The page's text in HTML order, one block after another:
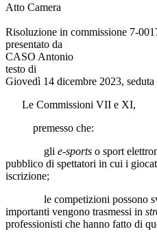
Atto Camera
Risoluzione in commissione 7-
presentato da
CASO Antonio
testo di
Giovedì 14 dicembre 2023, seduta
Le Commissioni VII e XI,
premesso che:
gli e-sports o sport
pubblico di spettatori in cui i
iscrizione;
le competizioni possono
importanti vengono trasmessi in
professionisti che hanno fatto di